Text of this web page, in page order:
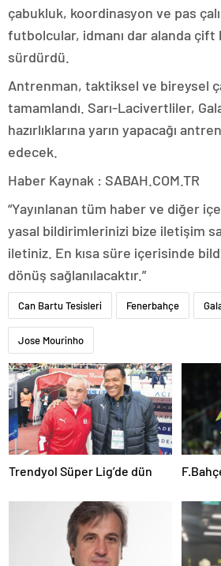
çabukluk, koordinasyon ve pas
futbolcular, idmanı dar alanda çift
sürdürdü.
Antrenman, taktiksel ve bireysel
tamamlandı. Sarı-Lacivertliler,
hazırlıklarına yarın yapacağı
edecek.
Haber Kaynak : SABAH.COM.TR
“Yayınlanan tüm haber ve diğer
yasal bildirimlerinizi bize iletişim
iletiniz. En kısa süre içerisinde
dönüş sağlanılacaktır.”
Can Bartu Tesisleri Fenerbahçe
Jose Mourinho
Trendyol Süper Lig’de dün